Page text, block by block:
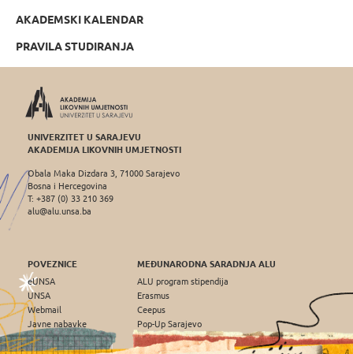
AKADEMSKI KALENDAR
PRAVILA STUDIRANJA
UNIVERZITET U SARAJEVU
AKADEMIJA LIKOVNIH UMJETNOSTI
Obala Maka Dizdara 3, 71000 Sarajevo
Bosna i Hercegovina
T: +387 (0) 33 210 369
alu@alu.unsa.ba
POVEZNICE
eUNSA
UNSA
Webmail
Javne nabavke
MEĐUNARODNA SARADNJA ALU
ALU program stipendija
Erasmus
Ceepus
Pop-Up Sarajevo